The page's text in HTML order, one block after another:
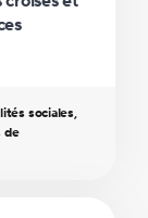
sociales,
de